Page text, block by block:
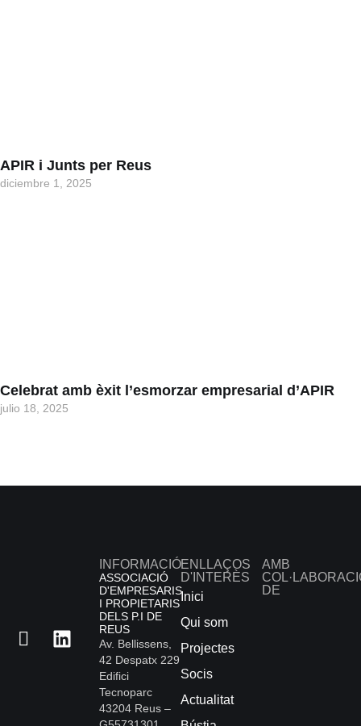
APIR i Junts per Reus
diciembre 1, 2025
Celebrat amb èxit l’esmorzar empresarial d’APIR
julio 18, 2025
INFORMACIÓ
ASSOCIACIÓ
D'EMPRESARIS
I PROPIETARIS
DELS P.I DE
REUS
Av. Bellissens,
42 Despatx 229
Edifici
Tecnoparc
43204 Reus –
ENLLAÇOS
D'INTERÈS
Inici
Qui som
Projectes
Socis
Actualitat
AMB
DE